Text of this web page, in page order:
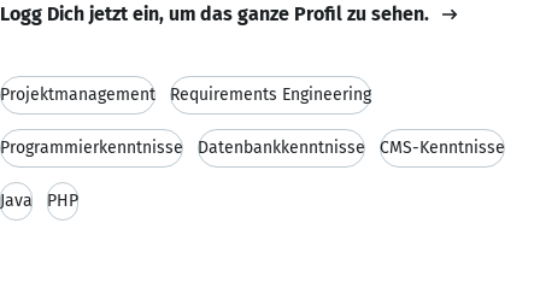
Logg Dich jetzt ein, um das ganze Profil zu sehen.
Projektmanagement Requirements Engineering
Programmierkenntnisse Datenbankkenntnisse CMS-Kenntnisse
Java PHP